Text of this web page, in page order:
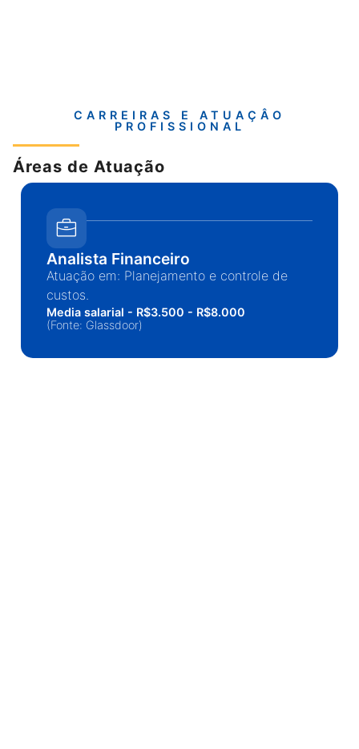
CARREIRAS E ATUAÇÂO
PROFISSIONAL
Áreas de Atuação
Analista Financeiro
Atuação em: Planejamento e controle de
custos.
Media salarial - R$3.500 - R$8.000
(Fonte: Glassdoor)